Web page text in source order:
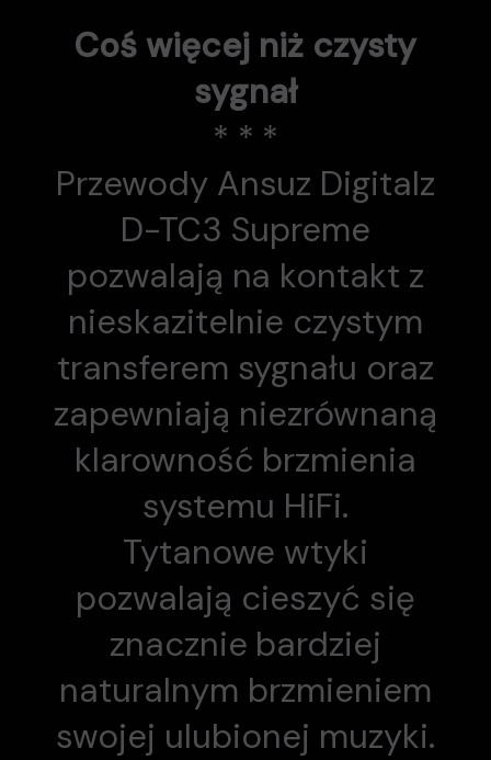
Coś więcej niż czysty
sygnał
* * *
Przewody Ansuz Digitalz
D-TC3 Supreme
pozwalają na kontakt z
nieskazitelnie czystym
transferem sygnału oraz
zapewniają niezrównaną
klarowność brzmienia
systemu HiFi.
Tytanowe wtyki
pozwalają cieszyć się
znacznie bardziej
naturalnym brzmieniem
swojej ulubionej muzyki.